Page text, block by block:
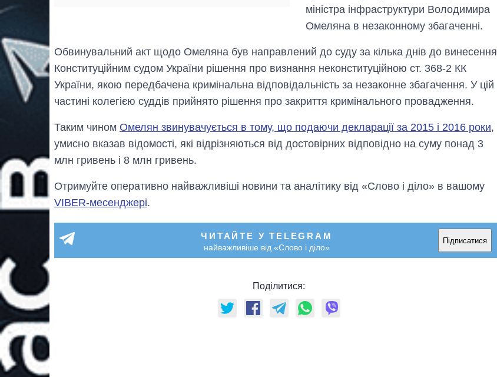
міністра інфраструктури Володимира
Омеляна в незаконному збагаченні.
Обвинувальний акт щодо Омеляна був направлений до суду за кілька днів до винесення
Конституційним судом України рішення про визнання неконституційною ст. 368-2 КК
України, якою передбачена кримінальна відповідальність за незаконне збагачення. У цій
частині колегією суддів прийнято рішення про закриття кримінального провадження.
Таким чином Омелян звинувачується в тому, що подаючи декларації за 2015 і 2016 роки,
умисно вказав відомості, які відрізняються від достовірних відповідно на суму понад 3
млн гривень і 8 млн гривень.
Отримуйте оперативно найважливіші новини та аналітику від «Слово і діло» в вашому
VIBER-месенджері.
ЧИТАЙТЕ У TELEGRAM
найважливіше від «Слово і діло»
Підписатися
Поділитися: